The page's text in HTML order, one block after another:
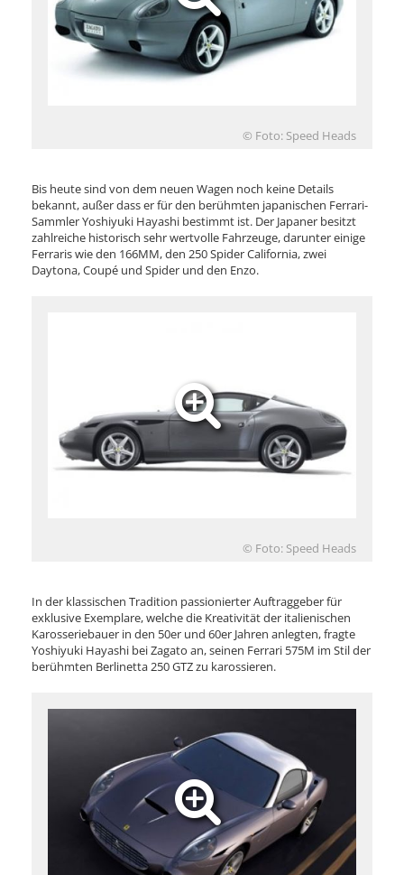
© Foto: Speed Heads
Bis heute sind von dem neuen Wagen noch keine Details
bekannt, außer dass er für den berühmten japanischen Ferrari-
Sammler Yoshiyuki Hayashi bestimmt ist. Der Japaner besitzt
zahlreiche historisch sehr wertvolle Fahrzeuge, darunter einige
Ferraris wie den 166MM, den 250 Spider California, zwei
Daytona, Coupé und Spider und den Enzo.
© Foto: Speed Heads
In der klassischen Tradition passionierter Auftraggeber für
exklusive Exemplare, welche die Kreativität der italienischen
Karosseriebauer in den 50er und 60er Jahren anlegten, fragte
Yoshiyuki Hayashi bei Zagato an, seinen Ferrari 575M im Stil der
berühmten Berlinetta 250 GTZ zu karossieren.